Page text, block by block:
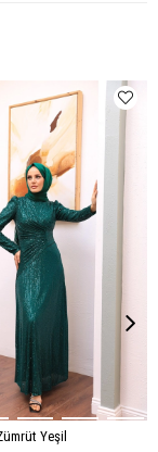
Yeşil